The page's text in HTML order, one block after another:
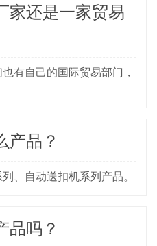
家还是一家贸易
有自己的国际贸易部门，
产品？
、自动送扣机系列产品。
品吗？